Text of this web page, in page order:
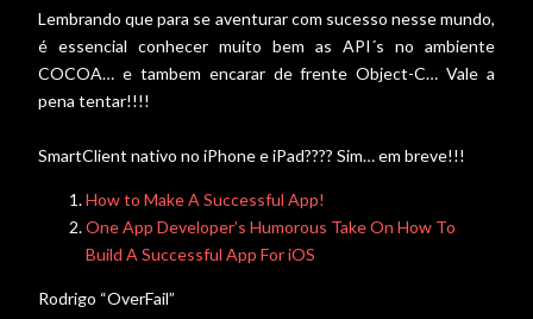
Lembrando que para se aventurar com sucesso nesse mundo,
é essencial conhecer muito bem as API´s no ambiente
COCOA… e tambem encarar de frente Object-C… Vale a
pena tentar!!!!
SmartClient nativo no iPhone e iPad???? Sim… em breve!!!
How to Make A Successful App!
One App Developer’s Humorous Take On How To
Build A Successful App For iOS
Rodrigo “OverFail”